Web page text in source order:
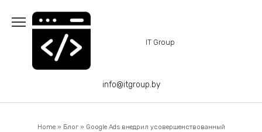
содержанию
IT Group
info@itgroup.by
Home» Блог» Google Ads внедрил усовершенствованный